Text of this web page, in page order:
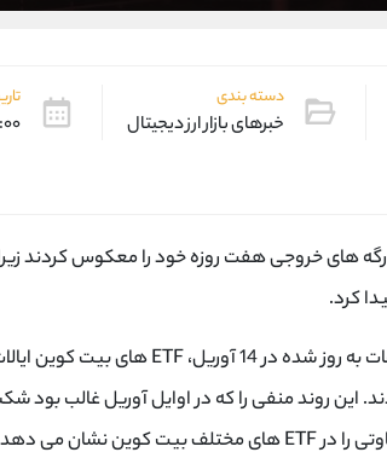
دسته بندی
خبرهای بازار ارز دیجیتال
رگه های خروجی هفت روزه خود را معکوس کردند